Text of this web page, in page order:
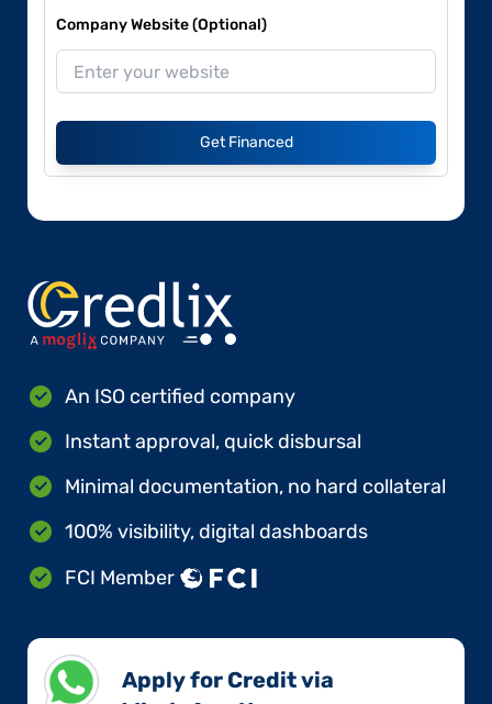
Company Website (Optional)
Get Financed
An ISO certified company
Instant approval, quick disbursal
Minimal documentation, no hard collateral
100% visibility, digital dashboards
FCI Member
Apply for Credit via